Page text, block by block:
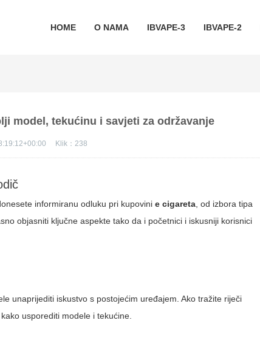
HOME O NAMA IBVAPE-3 IBVAPE-2
model, tekućinu i savjeti za održavanje
Klik：238
informiranu odluku pri kupovinie cigareta , od izbora tipa
objasniti ključne aspekte tako da i početnici i iskusniji korisnici
unaprijediti iskustvo s postojećim uređajem. Ako tražite riječi
usporediti modele i tekućine.